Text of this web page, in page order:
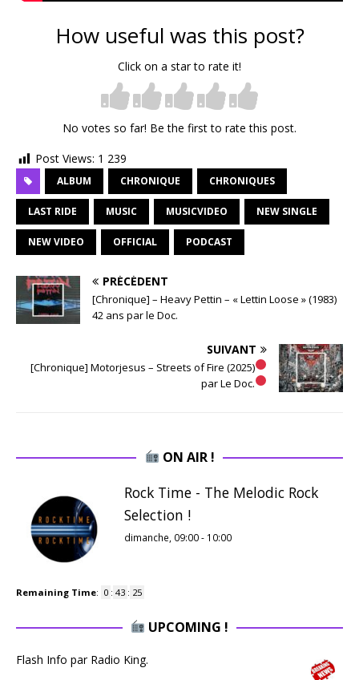
How useful was this post?
Click on a star to rate it!
No votes so far! Be the first to rate this post.
Post Views: 1 239
ALBUM CHRONIQUE CHRONIQUES
LAST RIDE MUSIC MUSICVIDEO NEW SINGLE
NEW VIDEO OFFICIAL PODCAST
PRÉCÉDENT
[Chronique] – Heavy Pettin – « Lettin Loose » (1983)
42 ans par le Doc.
SUIVANT
[Chronique] Motorjesus – Streets of Fire (2025)
par Le Doc.
ON AIR !
Rock Time - The Melodic Rock
Selection !
dimanche, 09:00- 10:00
Remaining Time: 0 : 43 : 24
UPCOMING !
Flash Info par Radio King.